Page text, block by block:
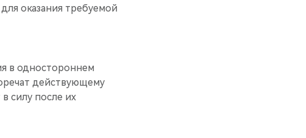
оказания требуемой
в одностороннем
действующему
силу после их